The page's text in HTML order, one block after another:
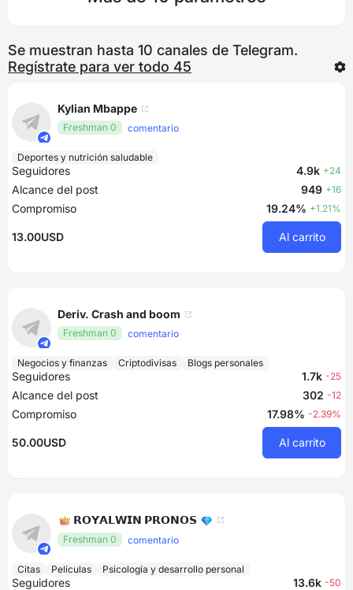
Se muestran hasta 10 canales de Telegram.
Regístrate para ver todo 45
Kylian Mbappe
Freshman 0 comentario
Deportes y nutrición saludable
Seguidores 4.9k +24
Alcance del post 949 +16
Compromiso 19.24% +1.21%
13.00USD Al carrito
Deriv. Crash and boom
Freshman 0 comentario
Negocios y finanzas Criptodivisas Blogs personales
Seguidores 1.7k -25
Alcance del post 302 -12
Compromiso 17.98% -2.39%
50.00USD Al carrito
👑 𝗥𝗢𝗬𝗔𝗟𝗪𝗜𝗡 𝗣𝗥𝗢𝗡𝗢𝗦 💎
Freshman 0 comentario
Citas Películas Psicología y desarrollo personal
Seguidores 13.6k -50